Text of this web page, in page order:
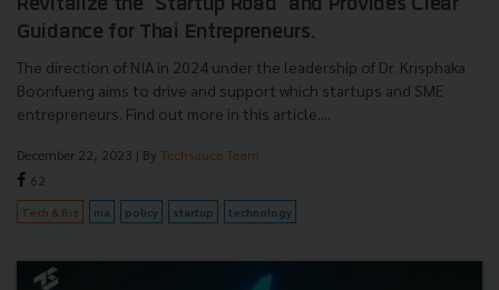
Revitalize the ’Startup Road’ and Provides Clear
Guidance for Thai Entrepreneurs.
The direction of NIA in 2024 under the leadership of Dr. Krisphaka
Boonfueng aims to drive and support which startups and SME
entrepreneurs. Find out more in this article....
December 22, 2023 | By Techsauce Team
62
Tech & Biz nia policy startup technology